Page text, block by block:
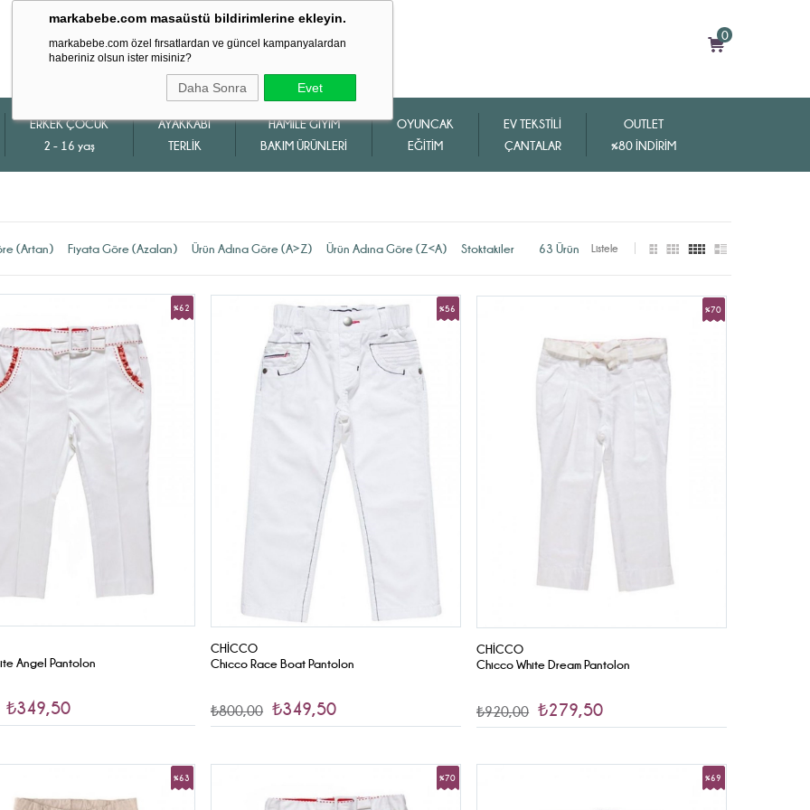
markabebe.com masaüstü bildirimlerine ekleyin.
markabebe.com özel fırsatlardan ve güncel kampanyalardan
haberiniz olsun ister misiniz?
Daha Sonra Evet
0
ERKEK ÇOCUK
2 - 16 yaş
AYAKKABI
TERLİK
HAMİLE GİYİM
BAKIM ÜRÜNLERİ
OYUNCAK
EĞİTİM
EV TEKSTİLİ
ÇANTALAR
OUTLET
%80 İNDİRİM
(Artan) Fiyata Göre (Azalan) Ürün Adına Göre (A>Z) Ürün Adına Göre (Z<A) Stoktakiler 63 Ürün
Angel Pantolon
₺349,50
%62
CHICCO
Chicco Race Boat Pantolon
₺349,50
₺800,00
%56
CHICCO
Chicco White Dream Pantolon
₺279,50
₺920,00
%70
%63 %70 %69